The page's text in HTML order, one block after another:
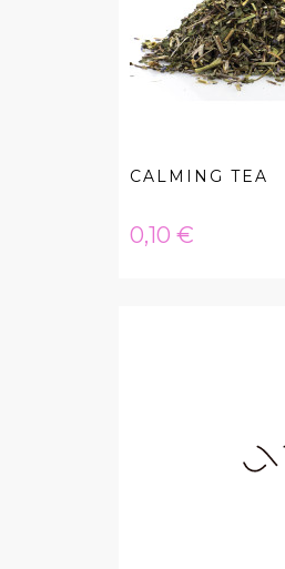
CALMING TEA
Hinta
0,10 €